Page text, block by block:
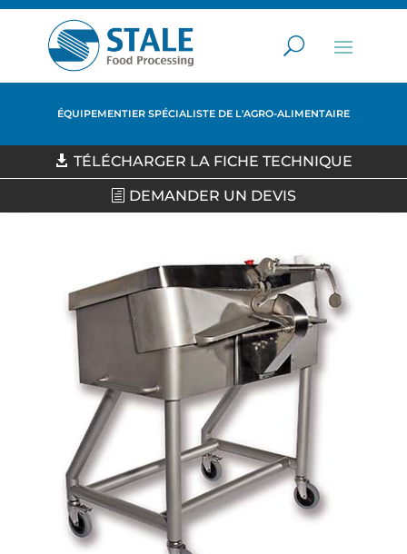
ÉQUIPEMENTIER SPÉCIALISTE DE L'AGRO-ALIMENTAIRE
TÉLÉCHARGER LA FICHE TECHNIQUE
DEMANDER UN DEVIS